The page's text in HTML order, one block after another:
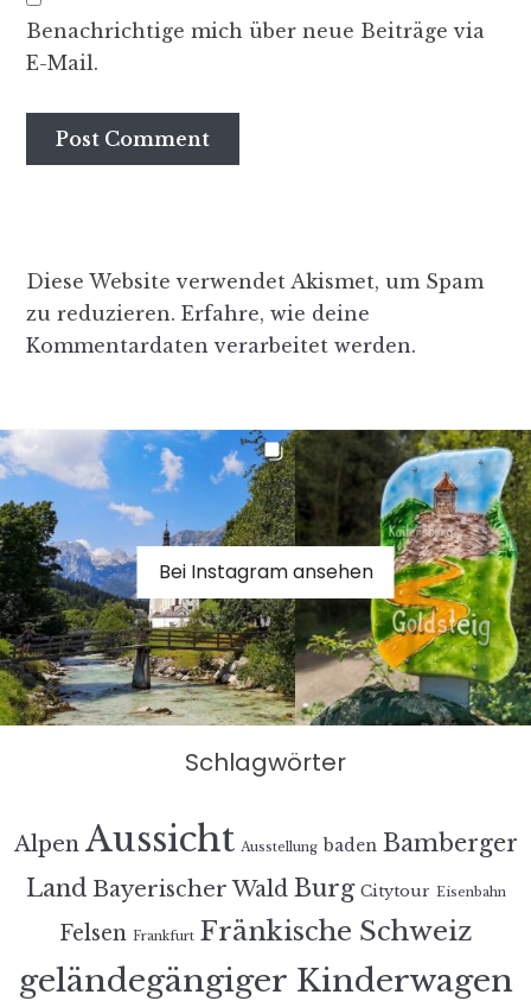
Benachrichtige mich über neue Beiträge via
E-Mail.
Diese Website verwendet Akismet, um Spam
zu reduzieren. Erfahre, wie deine
Kommentardaten verarbeitet werden.
Bei Instagram ansehen
Schlagwörter
Alpen Aussicht Ausstellung baden Bamberger
Land Bayerischer Wald Burg Citytour Eisenbahn
Felsen Frankfurt Fränkische Schweiz
geländegängiger Kinderwagen